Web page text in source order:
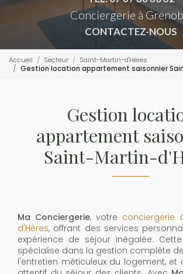
Conciergerie à
CONTACTEZ-NOUS
Accueil Secteur
Saint-Martin-d'Hères
Gestion location appartement saisonnier
Gestion
appartement
Saint-Martin-
Ma Conciergerie, votre conciergerie
d'Hères, offrant des services
expérience de séjour inégalée.
spécialise dans la gestion complète
l'entretien méticuleux du logement, et